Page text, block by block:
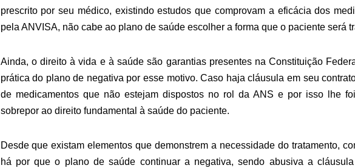
prescrito por seu médico, existindo estudos que comprovam a eficácia dos
pela ANVISA, não cabe ao plano de saúde escolher a forma que o paciente será
Ainda, o direito à vida e à saúde são garantias presentes na Constituição
prática do plano de negativa por esse motivo. Caso haja cláusula em seu
de medicamentos que não estejam dispostos no rol da ANS e por isso lhe
sobrepor ao direito fundamental à saúde do paciente.
Desde que existam elementos que demonstrem a necessidade do tratamento,
há por que o plano de saúde continuar a negativa, sendo abusiva a